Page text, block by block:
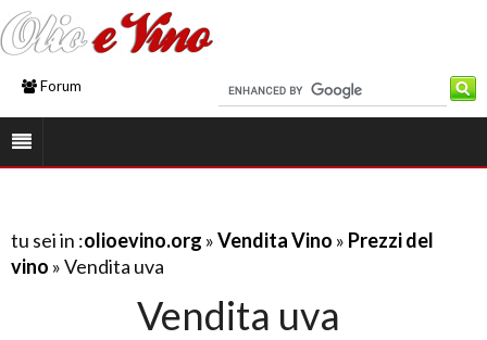
Forum
tu sei in :olioevino.org »Vendita Vino » Prezzi del
vino » Vendita uva
Vendita uva